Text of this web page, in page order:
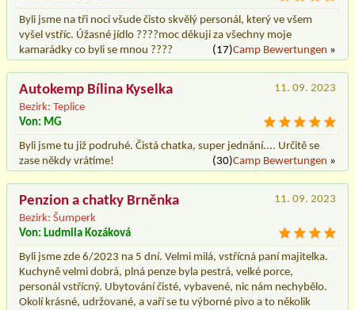
Byli jsme na tři noci všude čisto skvělý personál, který ve všem
vyšel vstříc. Úžasné jídlo ????moc děkuji za všechny moje
kamarádky co byli se mnou ????
(17)Camp Bewertungen »
Autokemp Bílina Kyselka
Bezirk: Teplice
11. 09. 2023
Von: MG
Byli jsme tu již podruhé. Čistá chatka, super jednání.... Určitě se
zase někdy vrátíme!
(30)Camp Bewertungen »
Penzion a chatky Brněnka
Bezirk: Šumperk
11. 09. 2023
Von: Ludmila Kozáková
Byli jsme zde 6/2023 na 5 dní. Velmi milá, vstřícná paní majitelka.
Kuchyně velmi dobrá, plná penze byla pestrá, velké porce,
personál vstřícný. Ubytování čisté, vybavené, nic nám nechybělo.
Okolí krásné, udržované, a vaří se tu výborné pivo a to několik